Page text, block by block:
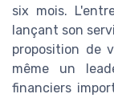
six mois.
lançant son
proposition de
même un
financiers